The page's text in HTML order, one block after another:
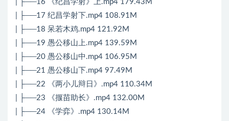
| ├──16 《纪昌学射》上.mp4 179.43M
| ├──17 纪昌学射下.mp4 108.91M
| ├──18 呆若木鸡.mp4 121.92M
| ├──19 愚公移山上.mp4 139.59M
| ├──20 愚公移山中.mp4 106.95M
| ├──21 愚公移山下.mp4 97.49M
| ├──22 《两小儿辩日》.mp4 110.34M
| ├──23 《揠苗助长》.mp4 132.00M
| ├──24 《学弈》.mp4 130.14M